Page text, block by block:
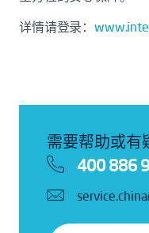
详情请登录：
需要帮助或有
400 886